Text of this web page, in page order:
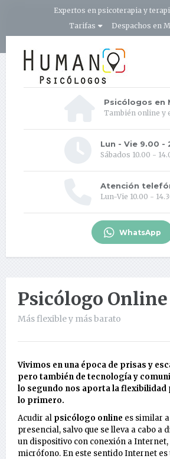
Expertos en psicoterapia y
Tarifas
Despachos en
Psicólogos en
También online y
Lun - Vie 9.00 -
Sábados 10.00 -
Atención
Lun-Vie 10.00 -
WhatsApp
Psicólogo Online
Más flexible y más barato
Vivimos en una época de prisas y
pero también de tecnología y
lo segundo nos aporta la flexibilidad
lo primero.
Acudir al psicólogo online es similar
presencial, salvo que se lleva a cabo a
un dispositivo con conexión a
micrófono. En este sentido Internet